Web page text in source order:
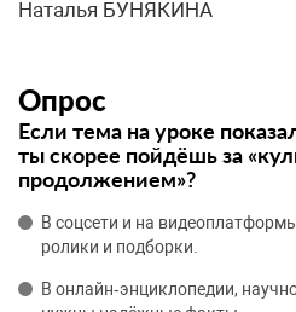
Наталья БУНЯКИНА
Опрос
Если тема на уроке
ты скорее пойдёшь за
продолжением»?
В соцсети и на
ролики и подборки.
В онлайн‑энциклопедии,